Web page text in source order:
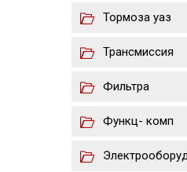
Тормоза уаз
Трансмиссия
Фильтра
Функц- комп